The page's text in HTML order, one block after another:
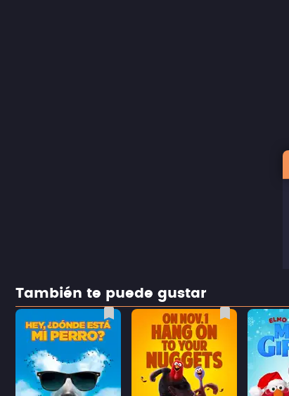
También te puede gustar